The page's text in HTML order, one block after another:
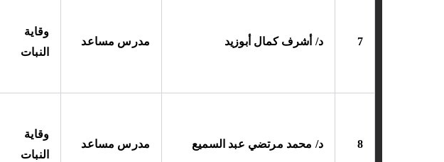
7 د/ أشرف كمال أبوزيد مدرس مساعد
وقاية
النبات
8 د/ محمد مرتضي عبد السميع مدرس مساعد
وقاية
النبات